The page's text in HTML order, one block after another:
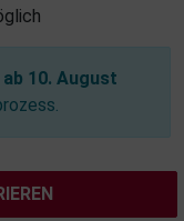
10. August